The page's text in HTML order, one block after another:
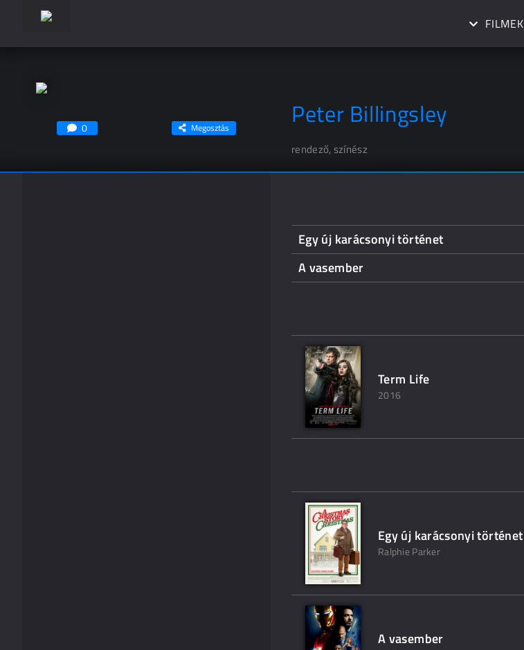
FILMEK
Peter Billingsley
rendező, színész
0 Megosztás
Egy új karácsonyi történet
A vasember
Term Life
2016
Egy új karácsonyi történet
Ralphie Parker
A vasember